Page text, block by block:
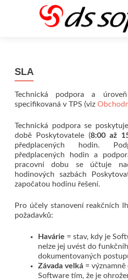
SLA
Technická podpora a
specifikovaná v TPS (viz
Technická podpora se
době Poskytovatele (8:00 až
předplacených hodin.
předplacených hodin a
pracovní dobu se účtuje
hodinových sazbách
započatou hodinu řešení.
Pro účely stanovení reakčních
požadavků:
Havárie = stav, kdy je
nelze jej uvést do
dokumentovaných
Závada velká =
Software tím, že je